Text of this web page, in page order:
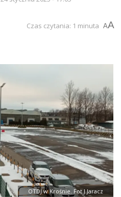
Czas czytania: 1 minuta AA
OTDJ w Krośnie. Fot.J.Jaracz